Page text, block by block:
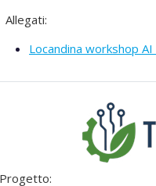
Allegati:
Locandina workshop
Progetto: